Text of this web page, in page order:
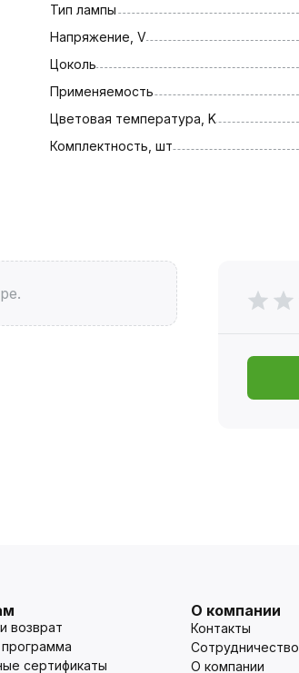
Тип лампы
Напряжение, V
Цоколь
Применяемость
Цветовая температура, K
Комплектность, шт
возврат
сертификаты
О компании
Контакты
Сотрудничество
О компании